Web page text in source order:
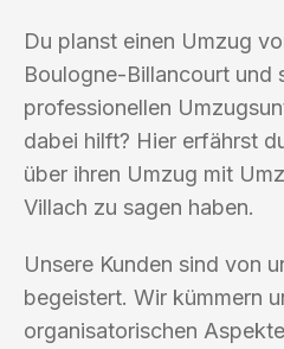
Du planst einen Umzug
Boulogne-Billancourt und
professionellen
dabei hilft? Hier erfährst
über ihren Umzug mit
Villach zu sagen haben.
Unsere Kunden sind von
begeistert. Wir kümmern
organisatorischen